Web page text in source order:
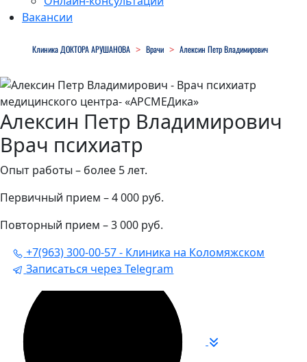
Вакансии
Клиника ДОКТОРА АРУШАНОВА > Врачи > Алексин Петр Владимирович
Алексин Петр Владимирович
Врач психиатр
Опыт работы – более 5 лет.
Первичный прием – 4 000 руб.
Повторный прием – 3 000 руб.
+7(963) 300-00-57 - Клиника на Коломяжском
Записаться через Telegram